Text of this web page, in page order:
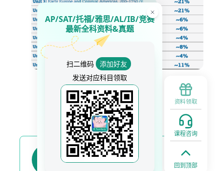
AP艺术史常见问答
资料领取
课程咨询
回到顶部
AP/SAT/托福/雅思/AL/IB/竞赛
最新全科资料&真题
扫二维码
添加好友
发送对应科目领取